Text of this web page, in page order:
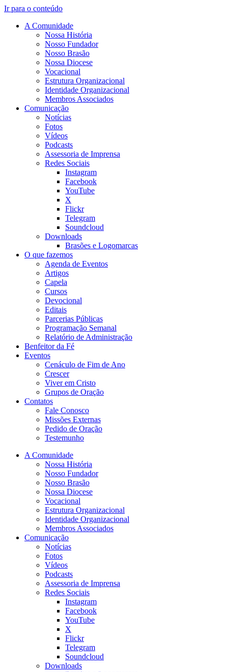
Ir para o conteúdo
A Comunidade
Nossa História
Nosso Fundador
Nosso Brasão
Nossa Diocese
Vocacional
Estrutura Organizacional
Identidade Organizacional
Membros Associados
Comunicação
Notícias
Fotos
Vídeos
Podcasts
Assessoria de Imprensa
Redes Sociais
Instagram
Facebook
YouTube
X
Flickr
Telegram
Soundcloud
Downloads
Brasões e Logomarcas
O que fazemos
Agenda de Eventos
Artigos
Capela
Cursos
Devocional
Editais
Parcerias Públicas
Programação Semanal
Relatório de Administração
Benfeitor da Fé
Eventos
Cenáculo de Fim de Ano
Crescer
Viver em Cristo
Grupos de Oração
Contatos
Fale Conosco
Missões Externas
Pedido de Oração
Testemunho
A Comunidade
Nossa História
Nosso Fundador
Nosso Brasão
Nossa Diocese
Vocacional
Estrutura Organizacional
Identidade Organizacional
Membros Associados
Comunicação
Notícias
Fotos
Vídeos
Podcasts
Assessoria de Imprensa
Redes Sociais
Instagram
Facebook
YouTube
X
Flickr
Telegram
Soundcloud
Downloads